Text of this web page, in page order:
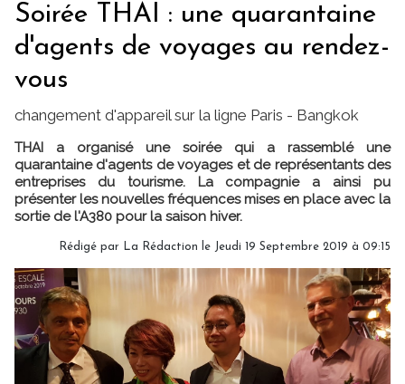
Soirée THAI : une quarantaine
d'agents de voyages au rendez-
vous
changement d'appareil sur la ligne Paris - Bangkok
THAI a organisé une soirée qui a rassemblé une
quarantaine d'agents de voyages et de représentants des
entreprises du tourisme. La compagnie a ainsi pu
présenter les nouvelles fréquences mises en place avec la
sortie de l'A380 pour la saison hiver.
Rédigé par La Rédaction le Jeudi 19 Septembre 2019 à 09:15